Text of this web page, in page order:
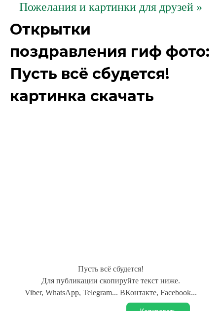
Пожелания и картинки для друзей »
Открытки
поздравления гиф фото:
Пусть всё сбудется!
картинка скачать
Пусть всё сбудется!
Для публикации скопируйте текст ниже.
Viber, WhatsApp, Telegram... ВКонтакте, Facebook...